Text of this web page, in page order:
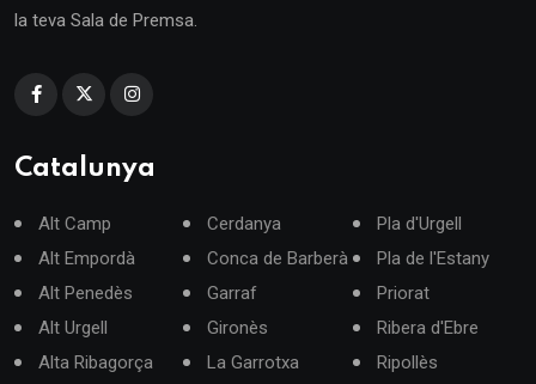
la teva Sala de Premsa.
Catalunya
Alt Camp
Alt Empordà
Alt Penedès
Alt Urgell
Alta Ribagorça
Cerdanya
Conca de Barberà
Garraf
Gironès
La Garrotxa
Pla d'Urgell
Pla de l'Estany
Priorat
Ribera d'Ebre
Ripollès